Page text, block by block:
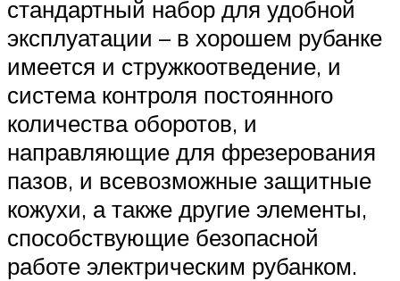
стандартный набор для удобной
эксплуатации – в хорошем рубанке
имеется и стружкоотведение, и
система контроля постоянного
количества оборотов, и
направляющие для фрезерования
пазов, и всевозможные защитные
кожухи, а также другие элементы,
способствующие безопасной
работе электрическим рубанком.